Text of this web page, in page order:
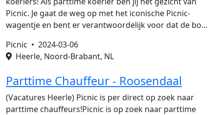
Picnic. Je gaat de weg op met het iconische Picnic-
wagentje en bent er verantwoordelijk voor dat de bo…
Picnic • 2024-03-06
Heerle, Noord-Brabant, NL
Parttime Chauffeur - Roosendaal
(Vacatures Heerle) Picnic is per direct op zoek naar
parttime chauffeurs!Picnic is op zoek naar parttime